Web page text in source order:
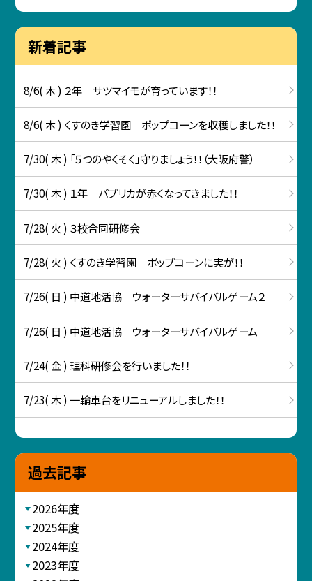
新着記事
8/6( 木 ) ２年 サツマイモが育っています！！
8/6( 木 ) くすのき学習園 ポップコーンを収穫しました！！
7/30( 木 ) 「５つのやくそく」守りましょう！！（大阪府警）
7/30( 木 ) １年 パプリカが赤くなってきました！！
7/28( 火 ) ３校合同研修会
7/28( 火 ) くすのき学習園 ポップコーンに実が！！
7/26( 日 ) 中道地活協 ウォーターサバイバルゲーム２
7/26( 日 ) 中道地活協 ウォーターサバイバルゲーム
7/24( 金 ) 理科研修会を行いました！！
7/23( 木 ) 一輪車台をリニューアルしました！！
過去記事
2026年度
2025年度
2024年度
2023年度